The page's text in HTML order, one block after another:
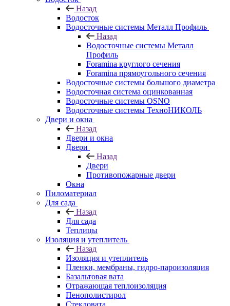
Назад
Водосток
Водосточные системы Металл Профиль
Назад
Водосточные системы Металл
Профиль
Foramina круглого сечения
Foramina прямоугольного сечения
Водосточные системы большого диаметра
Водосточная система оцинкованная
Водосточные системы OSNO
Водосточные системы ТехноНИКОЛЬ
Двери и окна
Назад
Двери и окна
Двери
Назад
Двери
Противопожарные двери
Окна
Пиломатериал
Для сада
Назад
Для сада
Теплицы
Изоляция и утеплитель
Назад
Изоляция и утеплитель
Пленки, мембраны, гидро-пароизоляция
Базальтовая вата
Отражающая теплоизоляция
Пенополистирол
Стекловата